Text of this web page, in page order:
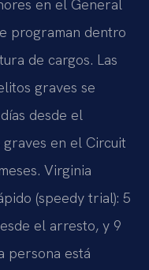
en el General
programan dentro
de cargos. Las
graves se
desde el
en el Circuit
Virginia
(speedy trial): 5
el arresto, y 9
persona está